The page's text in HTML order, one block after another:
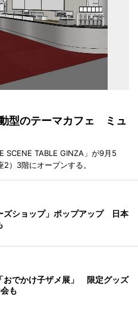
型のテーマカフェ ミュ
SCENE TABLE GINZA」が9月5
）3階にオープンする。
ズショップ」ポップアップ 日本
おでかけ子ザメ展」 限定グッズ
も